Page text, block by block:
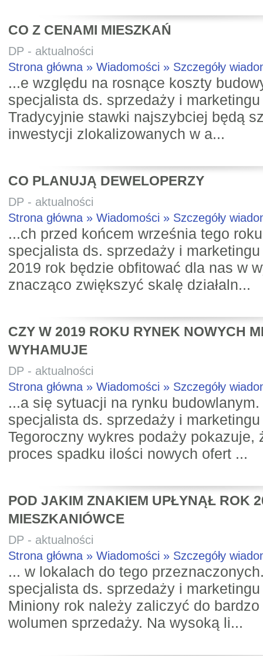
CO Z CENAMI MIESZKAŃ
DP - aktualności
Strona główna » Wiadomości » Szczegóły
...e względu na rosnące koszty
specjalista ds. sprzedaży i
Tradycyjnie stawki najszybciej będą
inwestycji zlokalizowanych w a...
CO PLANUJĄ DEWELOPERZY
DP - aktualności
Strona główna » Wiadomości » Szczegóły
...ch przed końcem września tego
specjalista ds. sprzedaży i
2019 rok będzie obfitować dla nas w
znacząco zwiększyć skalę działaln...
CZY W 2019 ROKU RYNEK NOWYCH
WYHAMUJE
DP - aktualności
Strona główna » Wiadomości » Szczegóły
...a się sytuacji na rynku
specjalista ds. sprzedaży i
Tegoroczny wykres podaży pokazuje,
proces spadku ilości nowych ofert ...
POD JAKIM ZNAKIEM UPŁYNĄŁ ROK
MIESZKANIÓWCE
DP - aktualności
Strona główna » Wiadomości » Szczegóły
... w lokalach do tego
specjalista ds. sprzedaży i
Miniony rok należy zaliczyć do
wolumen sprzedaży. Na wysoką li...